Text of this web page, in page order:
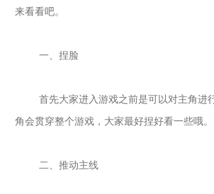
来看看吧。
一、捏脸
首先大家进入游戏之前是可以对主角进
角会贯穿整个游戏，大家最好捏好看一些哦。
二、推动主线